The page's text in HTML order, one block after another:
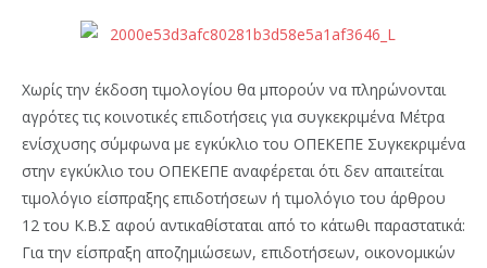
Χωρίς την έκδοση τιμολογίου θα μπορούν να πληρώνονται
αγρότες τις κοινοτικές επιδοτήσεις για συγκεκριμένα Μέτρα
ενίσχυσης σύμφωνα με εγκύκλιο του ΟΠΕΚΕΠΕ Συγκεκριμένα
στην εγκύκλιο του ΟΠΕΚΕΠΕ αναφέρεται ότι δεν απαιτείται
τιμολόγιο είσπραξης επιδοτήσεων ή τιμολόγιο του άρθρου
12 του Κ.Β.Σ αφού αντικαθίσταται από το κάτωθι παραστατικά:
Για την είσπραξη αποζημιώσεων, επιδοτήσεων, οικονομικών